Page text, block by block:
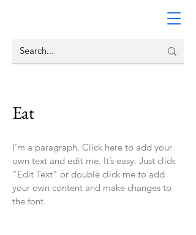
Eat
I'm a paragraph. Click here to add your
own text and edit me. It’s easy. Just click
“Edit Text” or double click me to add
your own content and make changes to
the font.